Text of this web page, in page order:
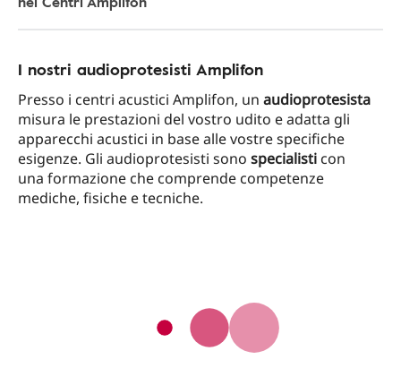
I nostri audioprotesisti Amplifon
Presso i centri acustici Amplifon, un audioprotesista
misura le prestazioni del vostro udito e adatta gli
apparecchi acustici in base alle vostre specifiche
esigenze. Gli audioprotesisti sono specialisti con
una formazione che comprende competenze
mediche, fisiche e tecniche.